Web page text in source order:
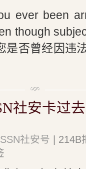
ever been
though
是否曾经因违
社安卡过
SSN社安号 |